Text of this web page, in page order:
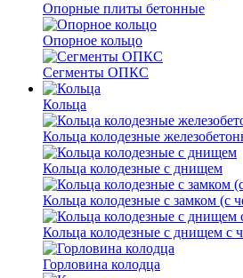
Опорные плиты бетонные
Опорное кольцо
Сегменты ОПКС
Кольца
Кольца колодезные
Кольца колодезные с днищем
Кольца колодезные с замком (с
Кольца колодезные с днищем с
Горловина колодца